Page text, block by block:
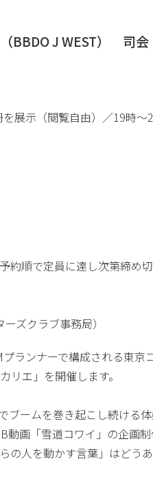
BBDO J WEST） 司会
展示（閲覧自由）／19時
順で定員に達し次第締め切
ズクラブ事務局）
ランナーで構成される東
リエ」を開催します。
ブームを巻き起こし続ける
画「雪道コワイ」の企画
の人を動かす言葉」はどう